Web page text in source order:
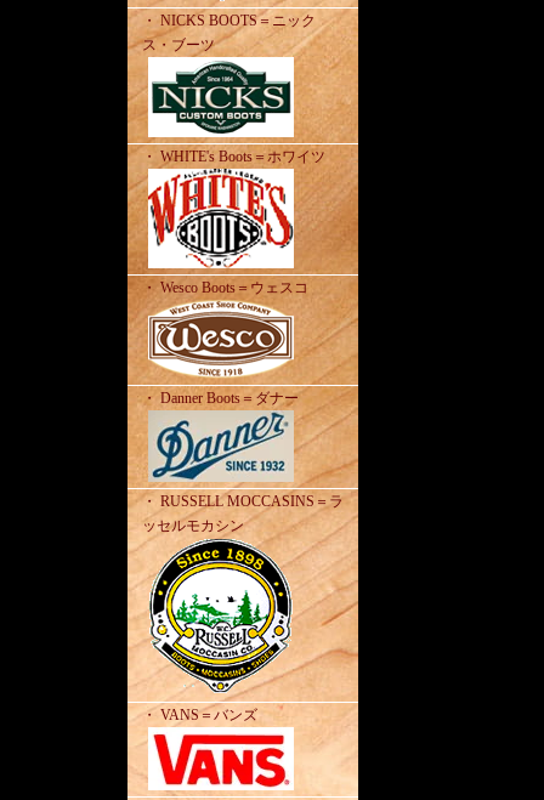
・ NICKS BOOTS＝ニック
ス・ブーツ
・ WHITE's Boots＝ホワイツ
・ Wesco Boots＝ウェスコ
・ Danner Boots＝ダナー
・ RUSSELL MOCCASINS＝ラ
ッセルモカシン
・ VANS＝バンズ